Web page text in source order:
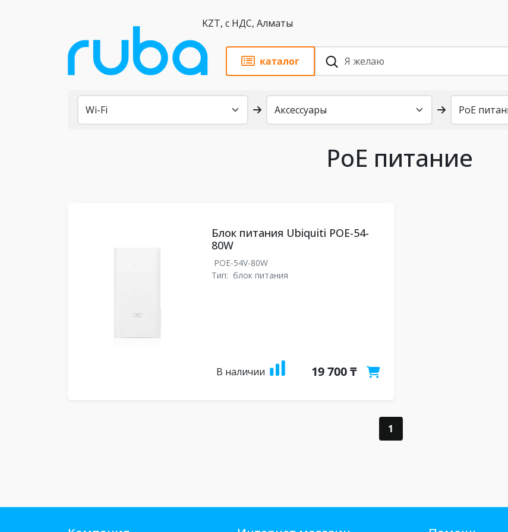
KZT, с НДС, Алматы
каталог
Каталог
PoE питание
Блок питания Ubiquiti POE-54-
80W
POE-54V-80W
Тип: блок питания
В наличии 19 700 ₸
1